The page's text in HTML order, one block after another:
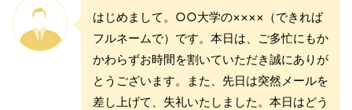
はじめまして。○○大学の××××（できれば
フルネームで）です。本日は、ご多忙にもか
かわらずお時間を割いていただき誠にありが
とうございます。また、先日は突然メールを
差し上げて、失礼いたしました。本日はどう